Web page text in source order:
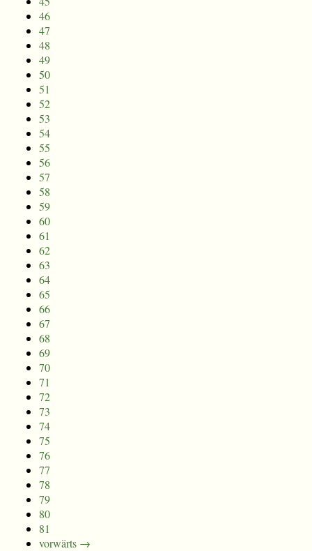
46
47
48
49
50
51
52
53
54
55
56
57
58
59
60
61
62
63
64
65
66
67
68
69
70
71
72
73
74
75
76
77
78
79
80
81
vorwärts →